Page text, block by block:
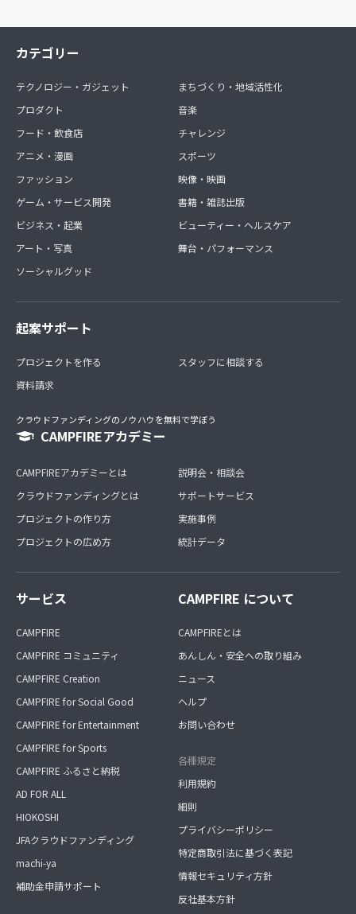
カテゴリー
テクノロジー・ガジェット
プロダクト
フード・飲食店
アニメ・漫画
ファッション
ゲーム・サービス開発
ビジネス・起業
アート・写真
ソーシャルグッド
まちづくり・地域活性化
音楽
チャレンジ
スポーツ
映像・映画
書籍・雑誌出版
ビューティー・ヘルスケア
舞台・パフォーマンス
起案サポート
プロジェクトを作る
資料請求
スタッフに相談する
クラウドファンディングのノウハウを無料で学ぼう
CAMPFIREアカデミー
CAMPFIREアカデミーとは
クラウドファンディングとは
プロジェクトの作り方
プロジェクトの広め方
説明会・相談会
サポートサービス
実施事例
統計データ
サービス
CAMPFIRE
CAMPFIRE コミュニティ
CAMPFIRE Creation
CAMPFIRE for Social Good
CAMPFIRE for Entertainment
CAMPFIRE for Sports
CAMPFIRE ふるさと納税
AD FOR ALL
HIOKOSHI
JFAクラウドファンディング
machi-ya
補助金申請サポート
CAMPFIRE について
CAMPFIREとは
あんしん・安全への取り組み
ニュース
ヘルプ
お問い合わせ
各種規定
利用規約
細則
プライバシーポリシー
特定商取引法に基づく表記
情報セキュリティ方針
反社基本方針